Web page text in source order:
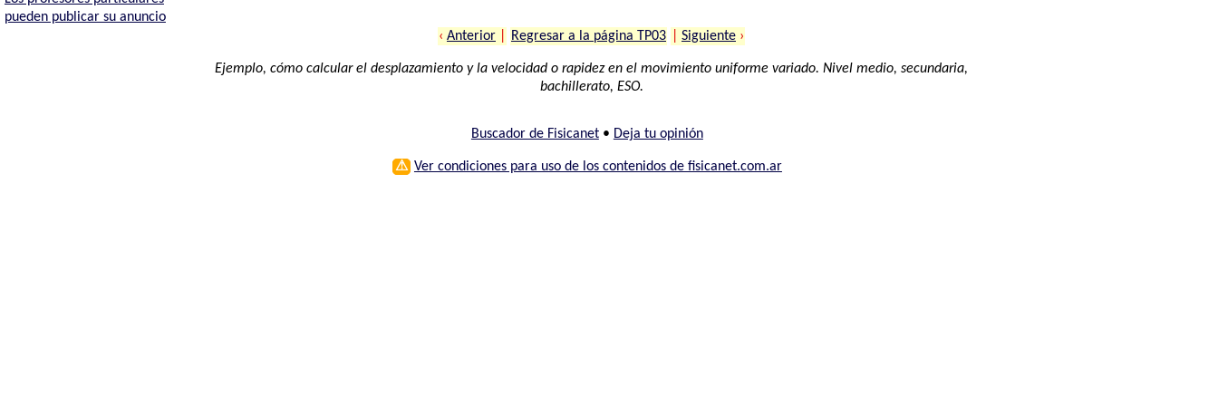
pueden publicar su anuncio
‹ Anterior Regresar a la página TP03 Siguiente ›
Ejemplo, cómo calcular el desplazamiento y la velocidad o rapidez en el movimiento uniforme variado. Nivel medio, secundaria,
bachillerato, ESO.
Buscador de Fisicanet• Deja tu opinión
⚠ Ver condiciones para uso de los contenidos de fisicanet.com.ar